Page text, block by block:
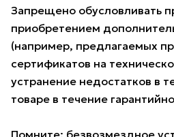
Запрещено обусловливать
приобретением
(например, предлагаемых
сертификатов на
устранение недостатков в
товаре в течение